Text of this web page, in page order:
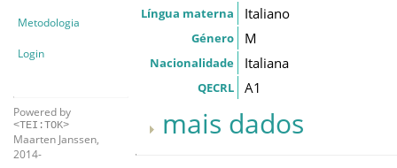
Metodologia
Login
Powered by
<TEI:TOK>
Maarten Janssen,
2014-
Língua materna Italiano
Género M
Nacionalidade Italiana
QECRL A1
mais dados